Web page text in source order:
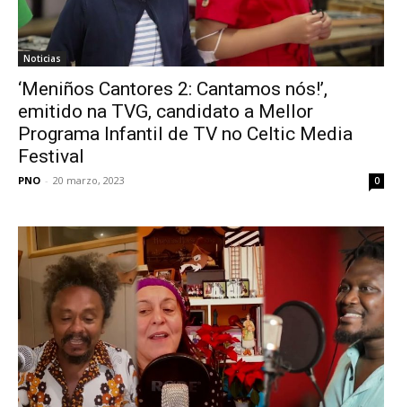
Noticias
‘Meniños Cantores 2: Cantamos nós!’,
emitido na TVG, candidato a Mellor
Programa Infantil de TV no Celtic Media
Festival
PNO - 20 marzo, 2023 0